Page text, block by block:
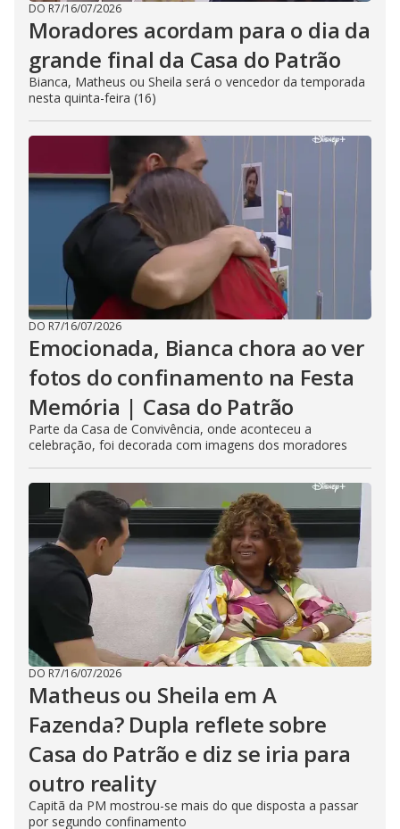
DO R7/16/07/2026
Moradores acordam para o dia da
grande final da Casa do Patrão
Bianca, Matheus ou Sheila será o vencedor da temporada
nesta quinta-feira (16)
DO R7/16/07/2026
Emocionada, Bianca chora ao ver
fotos do confinamento na Festa
Memória | Casa do Patrão
Parte da Casa de Convivência, onde aconteceu a
celebração, foi decorada com imagens dos moradores
DO R7/16/07/2026
Matheus ou Sheila em A
Fazenda? Dupla reflete sobre
Casa do Patrão e diz se iria para
outro reality
Capitã da PM mostrou-se mais do que disposta a passar
por segundo confinamento